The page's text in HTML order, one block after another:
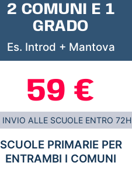
2 COMUNI E 1
GRADO
Es. Introd + Mantova
59 €
INVIO ALLE SCUOLE ENTRO 72H
SCUOLE PRIMARIE PER
ENTRAMBI I COMUNI